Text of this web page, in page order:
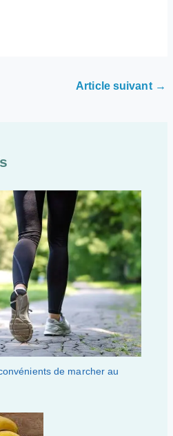
Article suivant →
de marcher au